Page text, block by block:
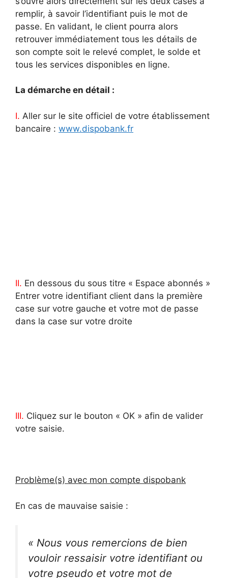
remplir, à savoir l’identifiant puis le mot de
passe. En validant, le client pourra alors
retrouver immédiatement tous les détails de
son compte soit le relevé complet, le solde et
tous les services disponibles en ligne.
La démarche en détail :
I. Aller sur le site officiel de votre établissement
bancaire : www.dispobank.fr
II. En dessous du sous titre « Espace abonnés »
Entrer votre identifiant client dans la première
case sur votre gauche et votre mot de passe
dans la case sur votre droite
III. Cliquez sur le bouton « OK » afin de valider
votre saisie.
Problème(s) avec mon compte dispobank
En cas de mauvaise saisie :
« Nous vous remercions de bien
vouloir ressaisir votre identifiant ou
votre pseudo et votre mot de